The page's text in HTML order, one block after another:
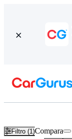
Filtro (1)Compara